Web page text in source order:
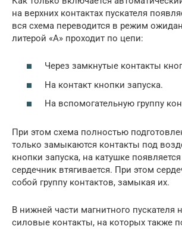
на верхних контактах пускателя
вся схема переводится в режим
литерой «А» проходит по цепи:
Через замкнутые контакты
На контакт кнопки запуска.
На вспомогательную группу
При этом схема полностью
только замыкаются контакты под
кнопки запуска, на катушке
сердечник втягивается. При этом
собой группу контактов, замыкая их.
В нижней части магнитного пускателя
силовые контакты, на которых также